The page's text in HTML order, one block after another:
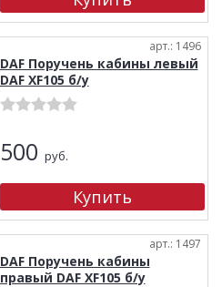
арт.: 1496
DAF Поручень кабины левый
DAF XF105 б/у
500 руб.
арт.: 1497
DAF Поручень кабины
правый DAF XF105 б/у